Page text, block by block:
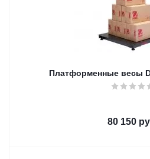
Платформенные весы
80 150